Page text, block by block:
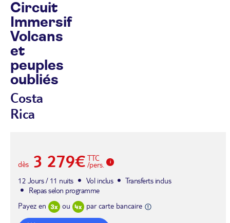
Circuit
Immersif
Volcans
et
peuples
oubliés
Costa
Rica
dès 3 279€ TTC
/pers.
12 Jours / 11 nuits
Vol inclus
Transferts inclus
Repas selon programme
Payez en
ou par carte bancaire